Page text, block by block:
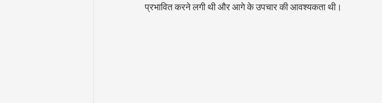
प्रभावित करने लगी थी और आगे के उपचार की आवश्यकता थी।